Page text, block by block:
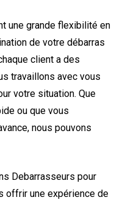
une grande flexibilité en
de votre débarras
client a des
travaillons avec vous
votre situation. Que
ou que vous
nous pouvons
Debarrasseurs pour
offrir une expérience de